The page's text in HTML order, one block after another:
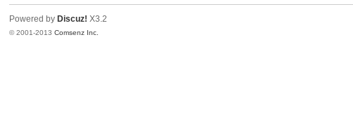
Powered by Discuz! X3.2
© 2001-2013Comsenz Inc.